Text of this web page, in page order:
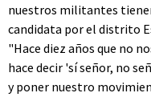
nuestros militantes
candidata por el distrito
"Hace diez años que no
hace decir 'sí señor, no
y poner nuestro